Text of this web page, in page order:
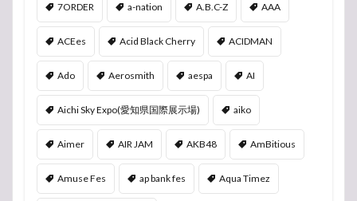
7ORDER a-nation A.B.C-Z AAA
ACEes Acid Black Cherry ACIDMAN
Ado Aerosmith aespa AI
Aichi Sky Expo(愛知県国際展示場) aiko
Aimer AIR JAM AKB48 AmBitious
Amuse Fes ap bank fes Aqua Timez